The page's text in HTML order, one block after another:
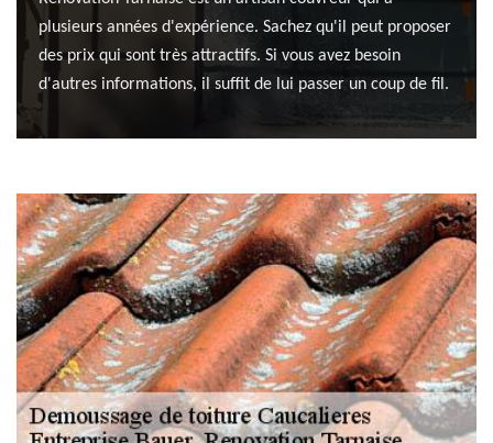
plusieurs années d'expérience. Sachez qu'il peut proposer
des prix qui sont très attractifs. Si vous avez besoin
d'autres informations, il suffit de lui passer un coup de fil.